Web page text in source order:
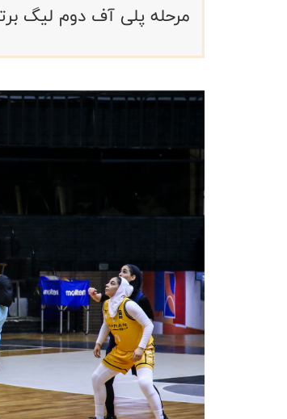
مرحله پلی آف دوم لیگ برتر